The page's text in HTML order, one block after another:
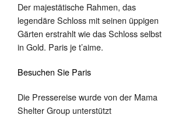
Der majestätische Rahmen, das
legendäre Schloss mit seinen üppigen
Gärten erstrahlt wie das Schloss selbst
in Gold. Paris je t’aime.
Besuchen Sie Paris
Die Pressereise wurde von der Mama
Shelter Group unterstützt